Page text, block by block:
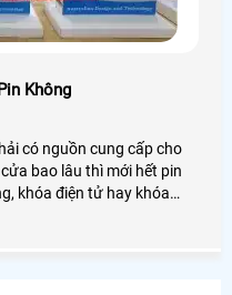
Không
có nguồn cung cấp cho
bao lâu thì mới hết pin
khóa điện tử hay khóa